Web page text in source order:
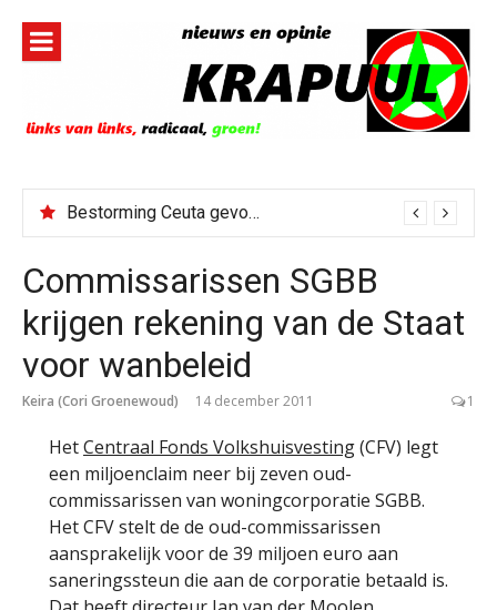
inhoud
Bestorming Ceuta gevolg van op sociale media verspreide hoax?
Commissarissen SGBB
krijgen rekening van de Staat
voor wanbeleid
Keira (Cori Groenewoud) 14 december 2011 1
HetCentraal Fonds Volkshuisvesting(CFV) legt
een miljoenclaim neer bij zeven oud-
commissarissen van woningcorporatie SGBB.
Het CFV stelt de de oud-commissarissen
aansprakelijk voor de 39 miljoen euro aan
saneringssteun die aan de corporatie betaald is.